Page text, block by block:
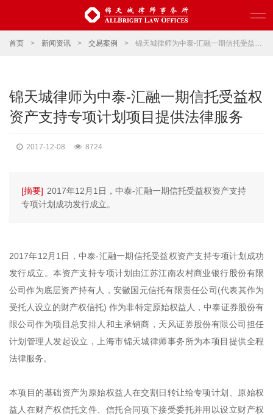
首页 > 新闻资讯 > 交易案例 > 锦天城律师为中泰-汇融一期信托受益权资产支持专项计划项目提供法律服务
锦天城律师为中泰-汇融一期信托受益权
资产支持专项计划项目提供法律服务
2017-12-08 8724
[摘要] 2017年12月1日，中泰-汇融一期信托受益权资产支持
专项计划成功发行成立。
2017年12月1日，中泰-汇融一期信托受益权资产支持专项计划成功
发行成立。本资产支持专项计划由江苏江南农村商业银行股份有限
公司作为底层资产持有人，安徽国元信托有限责任公司(代表其作为
受托人设立的财产权信托) 作为非特定原始权益人，中泰证券股份有
限公司作为项目总安排人和主承销商，天风证券股份有限公司担任
计划管理人发起设立，上海市锦天城律师事务所为本项目提供全程
法律服务。
本项目的基础资产为原始权益人在交割日转让给专项计划、原始权
益人在财产权信托文件、信托合同项下接受委托并用以设立财产权